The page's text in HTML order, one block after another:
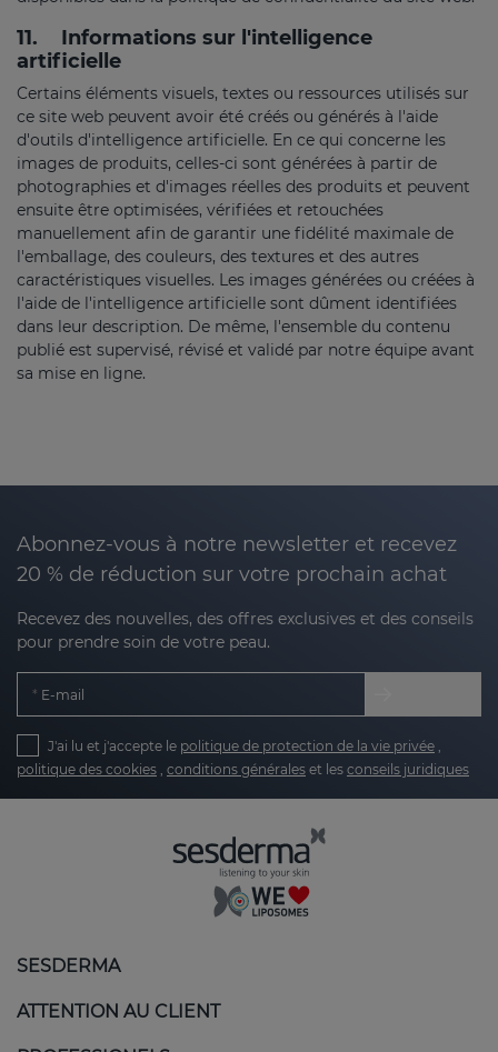
11.
Informations sur l'intelligence
artificielle
Certains éléments visuels, textes ou ressources utilisés sur
ce site web peuvent avoir été créés ou générés à l'aide
d'outils d'intelligence artificielle. En ce qui concerne les
images de produits, celles-ci sont générées à partir de
photographies et d'images réelles des produits et peuvent
ensuite être optimisées, vérifiées et retouchées
manuellement afin de garantir une fidélité maximale de
l'emballage, des couleurs, des textures et des autres
caractéristiques visuelles. Les images générées ou créées à
l'aide de l'intelligence artificielle sont dûment identifiées
dans leur description. De même, l'ensemble du contenu
publié est supervisé, révisé et validé par notre équipe avant
sa mise en ligne.
Abonnez-vous à notre newsletter et recevez
20 % de réduction sur votre prochain achat
Recevez des nouvelles, des offres exclusives et des conseils
pour prendre soin de votre peau.
E-mail
J'ai lu et j'accepte le politique de protection de la vie privée
politique des cookies conditions générales et les conseils juridiques
SESDERMA
ATTENTION AU CLIENT